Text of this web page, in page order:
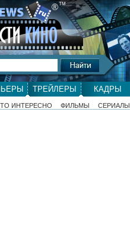
®ТМ
ТРЕЙЛЕРЫ КАДРЫ
ИНТЕРЕСНО ФИЛЬМЫ СЕРИАЛЫ